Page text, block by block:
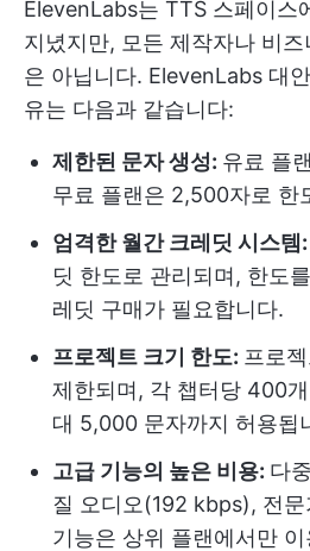
ElevenLabs는 TTS 스페이스
지녔지만, 모든 제작자나 비
은 아닙니다. ElevenLabs 대
유는 다음과 같습니다:
제한된 문자 생성: 유료 플
무료 플랜은 2,500자로 한
엄격한 월간 크레딧 시스템:
딧 한도로 관리되며, 한도
레딧 구매가 필요합니다.
프로젝트 크기 한도: 프로
제한되며, 각 챕터당 400
대 5,000 문자까지 허용됩
고급 기능의 높은 비용: 다
질 오디오(192 kbps), 전
기능은 상위 플랜에서만